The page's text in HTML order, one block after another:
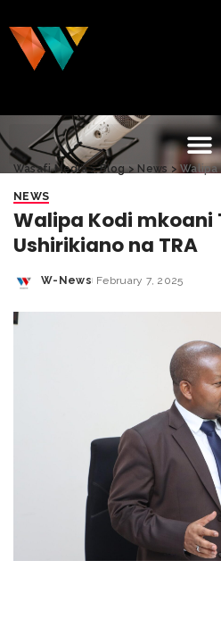
Wasafi Media>Blog> News >Walipa
NEWS
Walipa Kodi
Ushirikiano na TRA
W-News February 7, 2025